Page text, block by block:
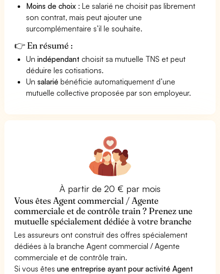
Moins de choix : Le salarié ne choisit pas librement
son contrat, mais peut ajouter une
surcomplémentaire s’il le souhaite.
👉 En résumé :
Unindépendant choisit sa mutuelle TNS et peut
déduire les cotisations.
Unsalarié bénéficie automatiquement d’une
mutuelle collective proposée par son employeur.
À partir de 20 € par mois
Vous êtes Agent commercial / Agente
commerciale et de contrôle train ? Prenez une
mutuelle spécialement dédiée à votre branche
Les assureurs ont construit des offres spécialement
dédiées à la branche Agent commercial / Agente
commerciale et de contrôle train.
Si vous êtesune entreprise ayant pour activité Agent